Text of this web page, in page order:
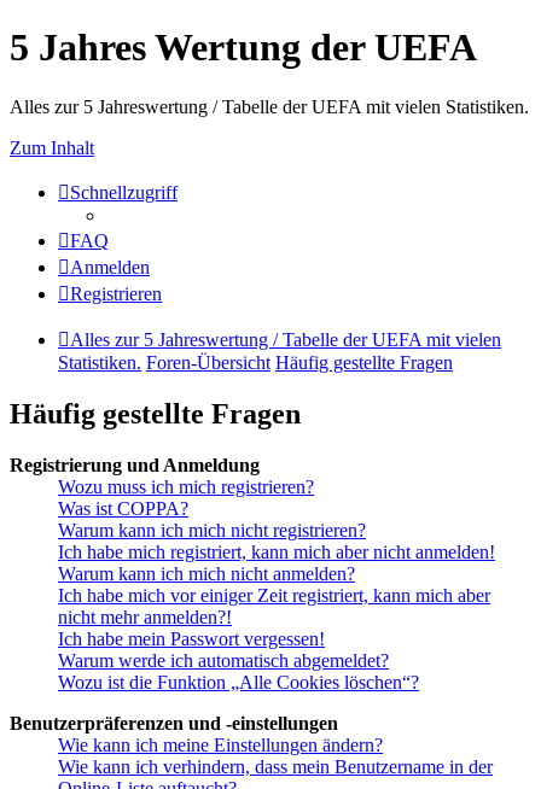
5 Jahres Wertung der UEFA
Alles zur 5 Jahreswertung / Tabelle der UEFA mit vielen Statistiken.
Zum Inhalt
Schnellzugriff
FAQ
Anmelden
Registrieren
Alles zur 5 Jahreswertung / Tabelle der UEFA mit vielen
Statistiken. Foren-Übersicht Häufig gestellte Fragen
Häufig gestellte Fragen
Registrierung und Anmeldung
Wozu muss ich mich registrieren?
Was ist COPPA?
Warum kann ich mich nicht registrieren?
Ich habe mich registriert, kann mich aber nicht anmelden!
Warum kann ich mich nicht anmelden?
Ich habe mich vor einiger Zeit registriert, kann mich aber
nicht mehr anmelden?!
Ich habe mein Passwort vergessen!
Warum werde ich automatisch abgemeldet?
Wozu ist die Funktion „Alle Cookies löschen“?
Benutzerpräferenzen und -einstellungen
Wie kann ich meine Einstellungen ändern?
Wie kann ich verhindern, dass mein Benutzername in der